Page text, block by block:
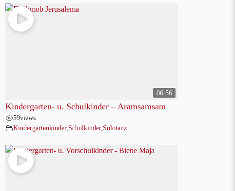
06:56
Kindergarten- u. Schulkinder – Aramsamsam
59views
Kindergartenkinder, Schulkinder, Solotanz